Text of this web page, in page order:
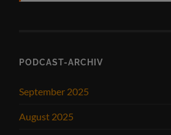
PODCAST-ARCHIV
September 2025
August 2025